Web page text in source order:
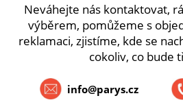
Neváhejte nás kontaktovat,
výběrem, pomůžeme s
reklamaci, zjistíme, kde se
cokoliv, co bude
info@parys.cz